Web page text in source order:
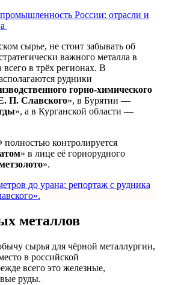
сырье, не стоит забывать об
важного металла в
всего в трёх регионах. В
рудники
горно-химического
П. Славского», в Бурятии —
», а в Курганской области —
полностью контролируется
» в лице её горнорудного
».
до урана: репортаж с рудника
металлов
сырья для чёрной металлургии,
в российской
всего это железные,
руды.